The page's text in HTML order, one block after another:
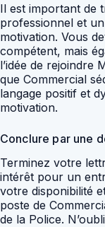
Il est important de
professionnel et
motivation. Vous
compétent, mais
l’idée de rejoindre
que Commercial
langage positif et
motivation.
Conclure par une
Terminez votre
intérêt pour un
votre disponibilité
poste de
de la Police.